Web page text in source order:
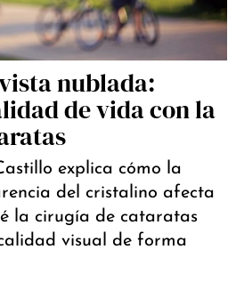
nublada:
de vida con la
explica cómo la
del cristalino afecta
la cirugía de cataratas
visual de forma